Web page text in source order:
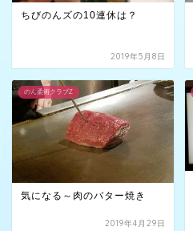
ちびのんズの10連休は？
2019年5月8日
のん柔術クラブZ
気になる～肉のバター焼き
2019年4月29日